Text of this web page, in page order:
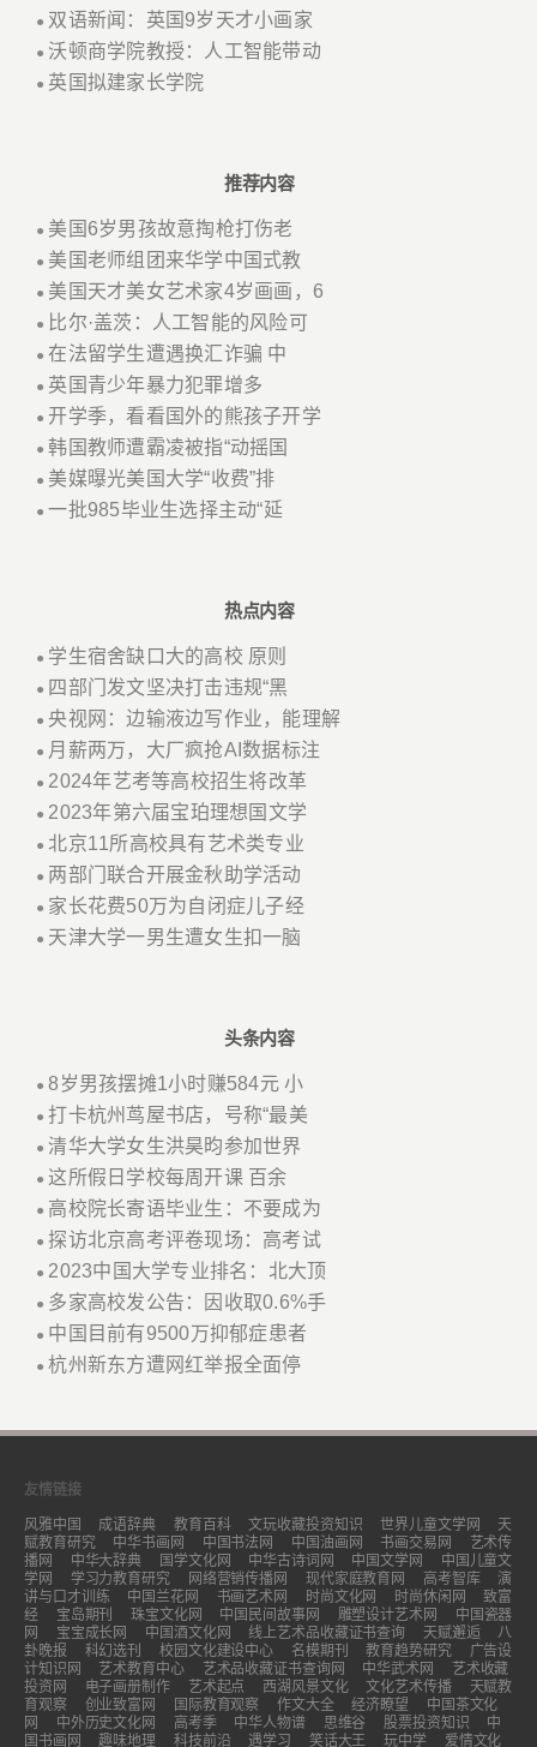
● 双语新闻：英国9岁天才小画家
● 沃顿商学院教授：人工智能带动
● 英国拟建家长学院
推荐内容
● 美国6岁男孩故意掏枪打伤老
● 美国老师组团来华学中国式教
● 美国天才美女艺术家4岁画画，6
● 比尔·盖茨：人工智能的风险可
●在法留学生遭遇换汇诈骗 中
● 英国青少年暴力犯罪增多
● 开学季，看看国外的熊孩子开学
●韩国教师遭霸凌被指“动摇国
● 美媒曝光美国大学“收费”排
●一批985毕业生选择主动“延
热点内容
● 学生宿舍缺口大的高校 原则
● 四部门发文坚决打击违规“黑
● 央视网：边输液边写作业，能理解
● 月薪两万，大厂疯抢AI数据标注
● 2024年艺考等高校招生将改革
● 2023年第六届宝珀理想国文学
●北京11所高校具有艺术类专业
● 两部门联合开展金秋助学活动
● 家长花费50万为自闭症儿子经
● 天津大学一男生遭女生扣一脑
头条内容
●8岁男孩摆摊1小时赚584元 小
● 打卡杭州茑屋书店，号称“最美
● 清华大学女生洪昊昀参加世界
●这所假日学校每周开课 百余
● 高校院长寄语毕业生：不要成为
● 探访北京高考评卷现场：高考试
● 2023中国大学专业排名：北大顶
● 多家高校发公告：因收取0.6%手
● 中国目前有9500万抑郁症患者
●杭州新东方遭网红举报全面停
友情链接
风雅中国 成语辞典 教育百科 文玩收藏投资知识 世界儿童文学网
天
赋教育研究
中华书画网 中国书法网 中国油画网 书画交易网
艺术传
播网
中华大辞典 国学文化网 中华古诗词网 中国文学网
中国儿童文
学网
学习力教育研究 网络营销传播网 现代家庭教育网 高考智库
演
讲与口才训练
中国兰花网 书画艺术网 时尚文化网 时尚休闲网
致富
经
宝岛期刊 珠宝文化网 中国民间故事网 雕塑设计艺术网
中国瓷器
网
宝宝成长网 中国酒文化网 线上艺术品收藏证书查询 天赋邂逅
八
卦晚报
科幻选刊 校园文化建设中心 名模期刊 教育趋势研究
广告设
计知识网
艺术教育中心 艺术品收藏证书查询网 中华武术网
艺术收藏
投资网
电子画册制作 艺术起点 西湖风景文化 文化艺术传播
天赋教
育观察
创业致富网 国际教育观察 作文大全 经济瞭望
中国茶文化
网
中外历史文化网 高考季 中华人物谱 思维谷 股票投资知识
中
国书画网
趣味地理 科技前沿 遇学习 笑话大王 玩中学 爱情文化